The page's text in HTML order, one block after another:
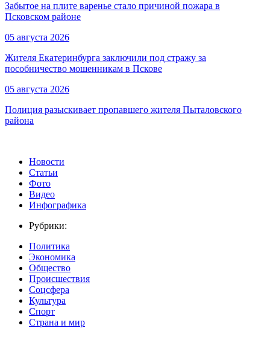
Забытое на плите варенье стало причиной пожара в
Псковском районе
05 августа 2026
Жителя Екатеринбурга заключили под стражу за
пособничество мошенникам в Пскове
05 августа 2026
Полиция разыскивает пропавшего жителя Пыталовского
района
Новости
Статьи
Фото
Видео
Инфографика
Рубрики:
Политика
Экономика
Общество
Происшествия
Соцсфера
Культура
Спорт
Страна и мир